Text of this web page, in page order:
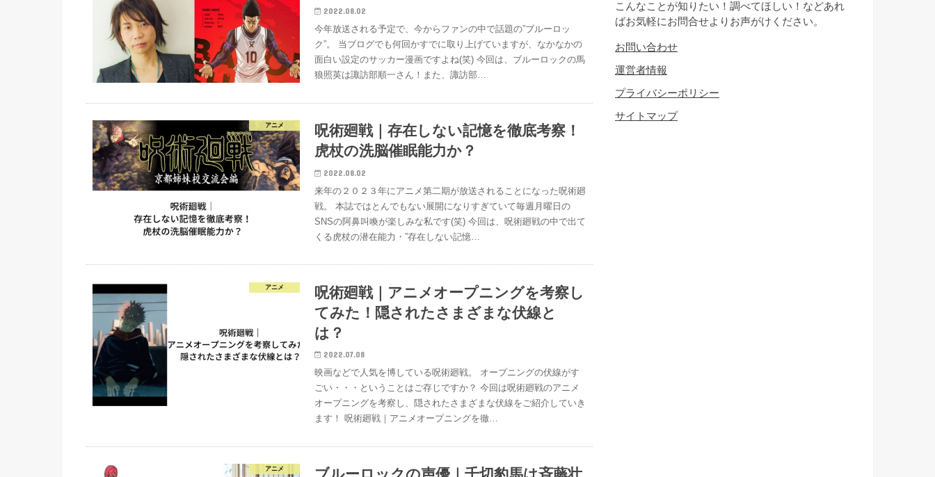
2022.08.02
今年放送される予定で、今からファンの中で話題の”ブルーロッ
ク”。 当ブログでも何回かすでに取り上げていますが、なかなかの
面白い設定のサッカー漫画ですよね(笑) 今回は、ブルーロックの馬
狼照英は諏訪部順一さん！また、諏訪部…
アニメ
呪術廻戦｜存在しない記憶を徹底考察！
虎杖の洗脳催眠能力か？
2022.08.02
来年の２０２３年にアニメ第二期が放送されることになった呪術廻
戦。 本誌ではとんでもない展開になりすぎていて毎週月曜日の
SNSの阿鼻叫喚が楽しみな私です(笑) 今回は、呪術廻戦の中で出て
くる虎杖の潜在能力・”存在しない記憶…
アニメ
呪術廻戦｜アニメオープニングを考察し
てみた！隠されたさまざまな伏線と
は？
2022.07.08
映画などで人気を博している呪術廻戦。 オープニングの伏線がす
ごい・・・ということはご存じですか？ 今回は呪術廻戦のアニメ
オープニングを考察し、隠されたさまざまな伏線をご紹介していき
ます！ 呪術廻戦｜アニメオープニングを徹…
アニメ
こんなことが知りたい！調べてほしい！などあれ
ばお気軽にお問合せよりお声がけください。
お問い合わせ
運営者情報
プライバシーポリシー
サイトマップ